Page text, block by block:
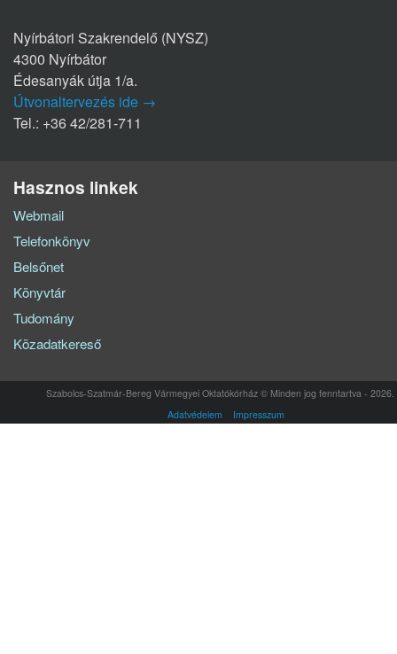
Nyírbátori Szakrendelő (NYSZ)
4300 Nyírbátor
Édesanyák útja 1/a.
Útvonaltervezés ide →
Tel.: +36 42/281-711
Hasznos linkek
Webmail
Telefonkönyv
Belsőnet
Könyvtár
Tudomány
Közadatkereső
Szabolcs-Szatmár-Bereg Vármegyei Oktatókórház © Minden jog fenntartva - 2026.
Adatvédelem
Impresszum